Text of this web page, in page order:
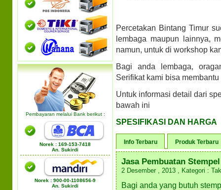
Pembayaran melalui Bank berikut :
Norek : 169-153-7418
An. Sukirdi
Norek : 900-00-1108656-9
An. Sukirdi
Percetakan Bintang Timur
lembaga maupun lainnya,
namun, untuk di workshop
Bagi anda lembaga,
Serifikat kami bisa
Untuk informasi detail dari
bawah ini
SPESIFIKASI DAN HARGA
Info Terbaru Produk Terbaru
Jasa Pembuatan Stempel
2 Desember , 2013 , Kategori :
Bagi anda yang butuh